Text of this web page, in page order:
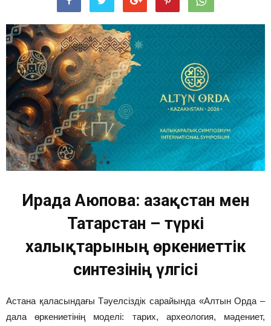
Ирада Аюпова: Қазақстан мен
Татарстан – түркі
халықтарының өркениеттік
синтезінің үлгісі
Астана қаласындағы Тәуелсіздік сарайында «Алтын Орда –
дала өркениетінің моделі: тарих, археология, мәдениет,